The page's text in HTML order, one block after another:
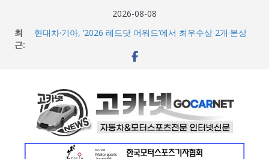
2026-08-08
최
근:
BMW 레이디스 챔피언십 2026, 다양한 티켓 패키지 선보이
며 본격 대회 준비 돌입
벤틀리, 첫 순수 전기 어반 럭셔리 SUV 토르칼 탑재될 ‘큐레
이션 엔진’ 공개
벤틀리서울, 광주 신세계백화점에서 호남지역 최초 브랜드
팝업 오픈